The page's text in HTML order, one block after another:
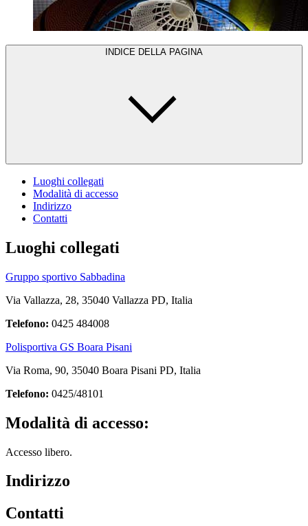
INDICE DELLA PAGINA
Luoghi collegati
Modalità di accesso
Indirizzo
Contatti
Luoghi collegati
Gruppo sportivo Sabbadina
Via Vallazza, 28, 35040 Vallazza PD, Italia
Telefono: 0425 484008
Polisportiva GS Boara Pisani
Via Roma, 90, 35040 Boara Pisani PD, Italia
Telefono: 0425/48101
Modalità di accesso:
Accesso libero.
Indirizzo
Contatti